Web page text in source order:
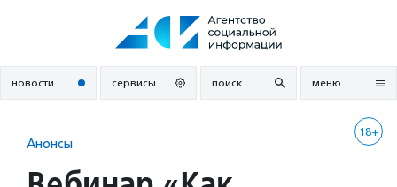
новости сервисы поиск меню
18+
Анонсы